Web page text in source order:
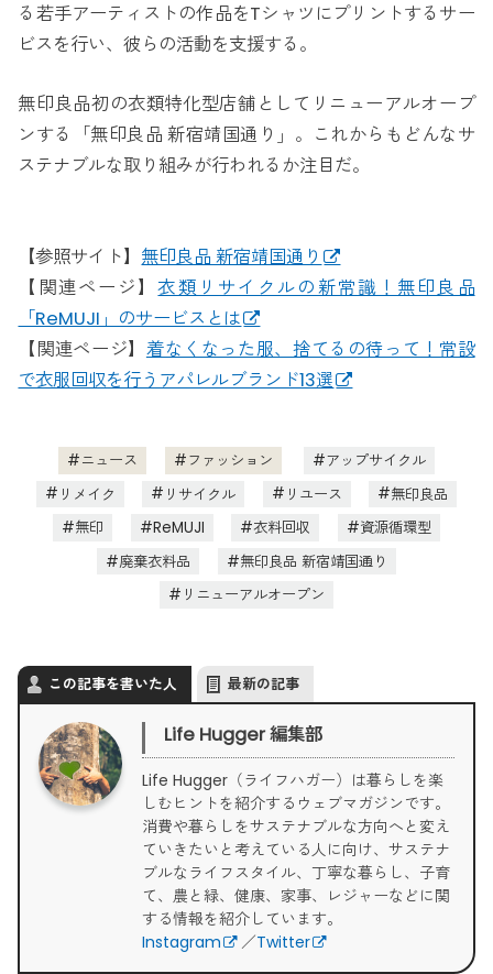
る若手アーティストの作品をTシャツにプリントするサー
ビスを行い、彼らの活動を支援する。
無印良品初の衣類特化型店舗としてリニューアルオープ
ンする「無印良品 新宿靖国通り」。これからもどんなサ
ステナブルな取り組みが行われるか注目だ。
【参照サイト】 無印良品 新宿靖国通り
【関連ページ】衣類リサイクルの新常識！無印良品
「ReMUJI」のサービスとは
【関連ページ】 着なくなった服、捨てるの待って！常設
で衣服回収を行うアパレルブランド13選
ニュース ファッション
アップサイクル
リメイク
リサイクル リユース
無印良品
無印
ReMUJI 衣料回収
資源循環型
廃棄衣料品
無印良品 新宿靖国通り
リニューアルオープン
この記事を書いた人 最新の記事
Life Hugger 編集部
Life Hugger（ライフハガー）は暮らしを楽
しむヒントを紹介するウェブマガジンです。
消費や暮らしをサステナブルな方向へと変え
ていきたいと考えている人に向け、サステナ
ブルなライフスタイル、丁寧な暮らし、子育
て、農と緑、健康、家事、レジャーなどに関
する情報を紹介しています。
Instagram
／Twitter